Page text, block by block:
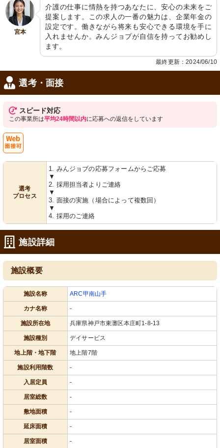
宮本
介護の仕事に情熱を持つあなたに、安心の未来をご
提案します。この求人の一番の魅力は、企業年金の
設定です。働きながら将来も安心できる環境を手に
入れませんか。みんジョブが自信を持ってお勧めし
ます。
最終更新：2024/06/10
選考・面接
スピード対応
この事業所は平均24時間以内に応募への返信をしています
選考
プロセス
1. みんジョブの応募フォームからご応募
▼
2. 採用担当者よりご連絡
▼
3. 面接の実施（場合によって複数回）
▼
4. 採用のご連絡
施設詳細
施設概要
施設名称 ARC甲南山手
カナ名称 -
施設所在地 兵庫県神戸市東灘区本庄町1-8-13
施設種別 デイサービス
地上階・地下階 地上階7階
施設利用階数 -
入居定員 -
居室総数 -
敷地面積 -
延床面積 -
居室面積 -